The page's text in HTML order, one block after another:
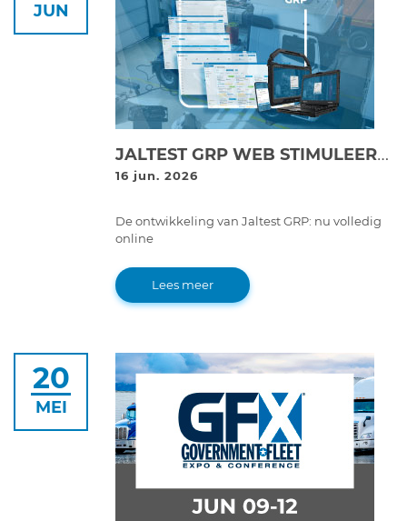
JUN
JALTEST GRP WEB STIMULEERT DE DIGITALISERING EN WINSTGEVENDHEID IN GARAGES MET ZIJN NIEUWE ONLINE PLATFORM VOOR GARAGEBEHEER
16 jun. 2026
De ontwikkeling van Jaltest GRP: nu volledig
online
Lees meer
20
MEI